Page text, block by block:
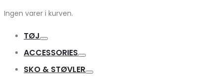
Ingen varer i kurven.
TØJ
ACCESSORIES
SKO & STØVLER